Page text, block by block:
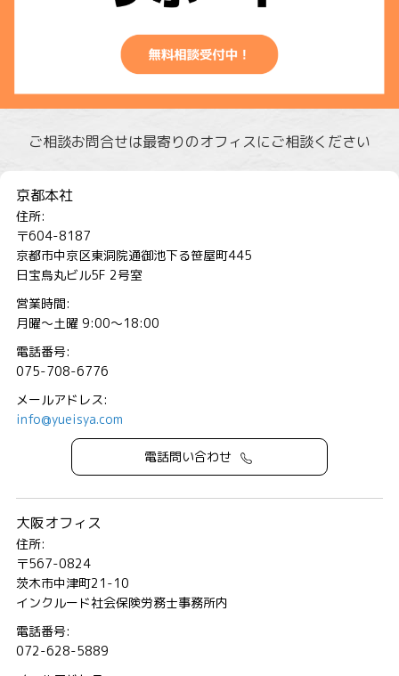
ご相談お問合せは最寄りのオフィスにご相談ください
京都本社
住所:
〒604-8187
京都市中京区東洞院通御池下る笹屋町445
日宝烏丸ビル5F 2号室
営業時間:
月曜～土曜 9:00～18:00
電話番号:
075-708-6776
メールアドレス:
info@yueisya.com
電話問い合わせ
大阪オフィス
住所:
〒567-0824
茨木市中津町21-10
インクルード社会保険労務士事務所内
電話番号:
072-628-5889